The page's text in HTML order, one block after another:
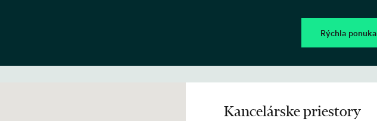
Rýchla ponuka
Kancelárske priestory